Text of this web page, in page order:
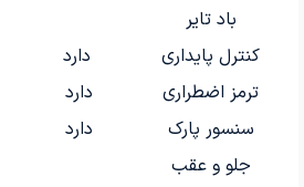
باد تایر
کنترل پایداری دارد
ترمز اضطراری
دارد
سنسور پارک
جلو و عقب
دارد